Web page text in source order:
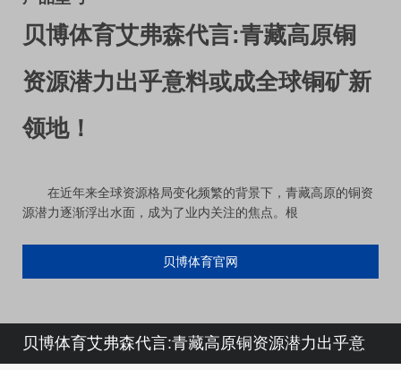
贝博体育艾弗森代言:青藏高原铜
资源潜力出乎意料或成全球铜矿新
领地！
在近年来全球资源格局变化频繁的背景下，青藏高原的铜资
源潜力逐渐浮出水面，成为了业内关注的焦点。根
贝博体育官网
贝博体育艾弗森代言:青藏高原铜资源潜力出乎意